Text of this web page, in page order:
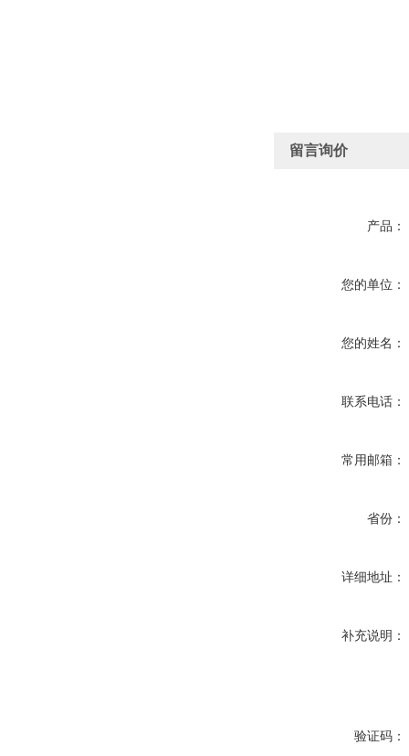
留言询价
产品：
您的单位：
您的姓名：
联系电话：
常用邮箱：
省份：
详细地址：
补充说明：
验证码：